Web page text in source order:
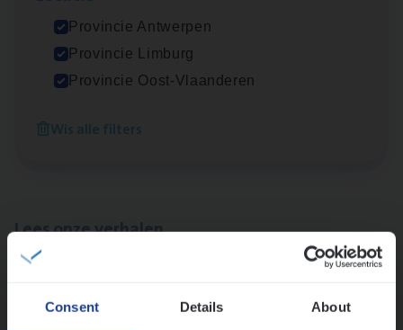
Consent Details About
Provincie Antwerpen
Provincie Limburg
Provincie Oost-Vlaanderen
Wis alle filters
Scha­de­be­heer­der verzekeringen
Sint-Niklaas/Temse
Lees onze verhalen
Meer dan collega’s: hoe Julie en Aurélie elkaar
Mathias houdt van diepgaande dossiers én droge